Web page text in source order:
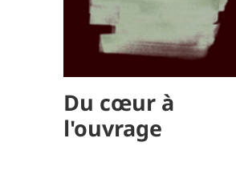
Du cœur à
l'ouvrage